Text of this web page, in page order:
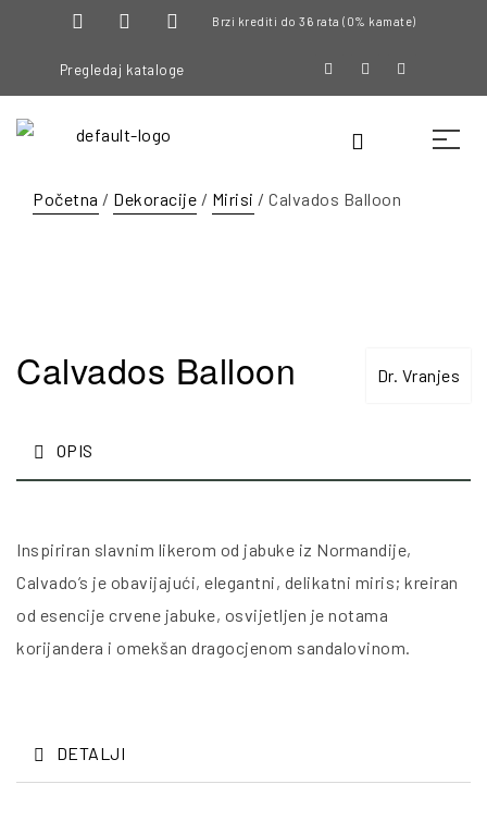
Brzi krediti do 36 rata (0% kamate)
Pregledaj kataloge
Početna / Dekoracije / Mirisi / Calvados Balloon
Dr. Vranjes
Calvados Balloon
OPIS
Inspiriran slavnim likerom od jabuke iz Normandije,
Calvado’s je obavijajući, elegantni, delikatni miris; kreiran
od esencije crvene jabuke, osvijetljen je notama
korijandera i omekšan dragocjenom sandalovinom.
DETALJI